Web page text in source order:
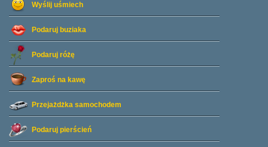
Wyślij uśmiech
Podaruj buziaka
Podaruj różę
Zaproś na kawę
Przejażdżka samochodem
Podaruj pierścień